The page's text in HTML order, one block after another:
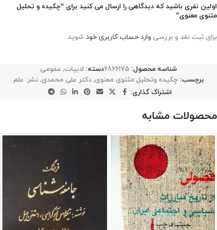
اولین نفری باشید که دیدگاهی را ارسال می کنید برای “چکیده و‌ تحلیل
مثنوی معنوی”
برای ثبت نقد و بررسی وارد حساب کاربری خود شوید.
شناسه محصول: 6866175دسته: ادبیات, عمومی
برچسب: چکیده و‌تحلیل مثنوی معنوی, دکتر علی محمدی, نشر: علم
اشتراک گذاری:
محصولات مشابه